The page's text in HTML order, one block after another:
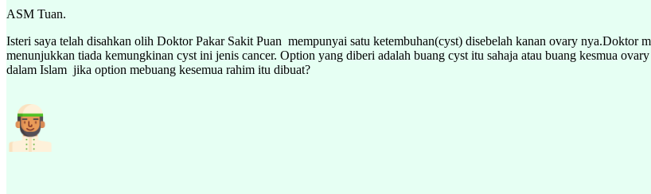
ASM Tuan.
Isteri saya telah disahkan olih Doktor Pakar Sakit Puan mempunyai satu ketembuhan(cyst) disebelah kanan ovary nya.Doktor
menunjukkan tiada kemungkinan cyst ini jenis cancer. Option yang diberi adalah buang cyst itu sahaja atau buang kesmua
dalam Islam jika option mebuang kesemua rahim itu dibuat?